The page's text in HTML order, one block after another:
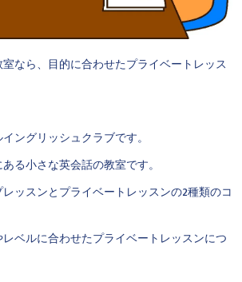
なら、目的に合わせたプライベートレッス
ングリッシュクラブです。
る小さな英会話の教室です。
ッスンとプライベートレッスンの2種類のコ
ベルに合わせたプライベートレッスンにつ